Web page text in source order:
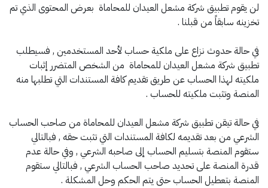
لن يقوم تطبيق شركة مشعل العيدان للمحاماة بعرض المحتوى الذي تم
تخزينه سابقاً من قبلنا .
في حالة حدوث نزاع على ملكية حساب لأحد المستخدمين , فسيطلب
تطبيق شركة مشعل العيدان للمحاماة من الشخص المتضرر إثبات
ملكيته لهذا الحساب عن طريق تقديم كافة المستندات التي تطلبها منه
المنصة وتثبت ملكيته للحساب .
في حالة تيقن تطبيق شركة مشعل العيدان للمحاماة من صاحب الحساب
الشرعي من بعد تقديمه لكافة المستندات التي تثبت حقه , فبالتالي
ستقوم المنصة بتسليم الحساب إلى صاحبه الشرعي , وفي حالة عدم
قدرة المنصة على تحديد صاحب الحساب الشرعي , فبالتالي ستقوم
المنصة بتعطيل الحساب حتى يتم الحكم وحل المشكلة .